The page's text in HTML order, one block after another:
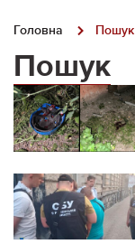
Головна Пошук
Пошук